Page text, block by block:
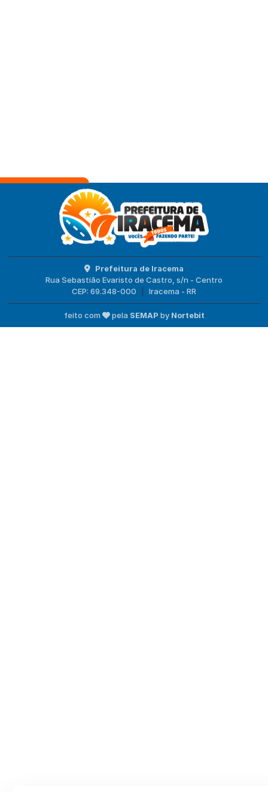
Prefeitura de Iracema
Rua Sebastião Evaristo de Castro, s/n - Centro
CEP: 69.348-000
Iracema - RR
feito com pela SEMAP by Nortebit